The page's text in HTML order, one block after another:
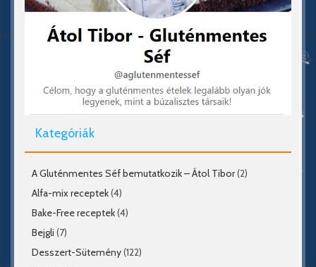
Kategóriák
A Gluténmentes Séf bemutatkozik – Átol Tibor(2)
Alfa-mix receptek(4)
Bake-Free receptek(4)
Bejgli (7)
Desszert-Sütemény(122)